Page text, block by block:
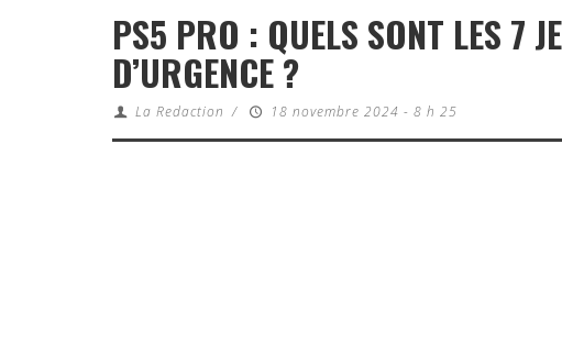
PS5 PRO : QUELS SONT LES 7
D’URGENCE ?
La Redaction / 18 novembre 2024 - 8 h 25